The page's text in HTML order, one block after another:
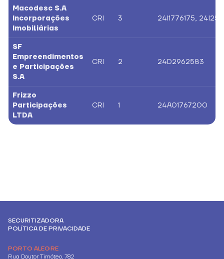
Macodesc S.A
Incorporações
Imobiliárias
CRI 3 24I1776175,
SF
Empreendimentos
e Participações
S.A
CRI 2 24D2962583
Frizzo
Participações
LTDA
CRI 1 24A01767200
SECURITIZADORA
POLÍTICA DE PRIVACIDADE
PORTO ALEGRE
Rua Doutor Timóteo, 782